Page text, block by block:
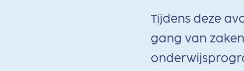
Tijdens deze
gang van